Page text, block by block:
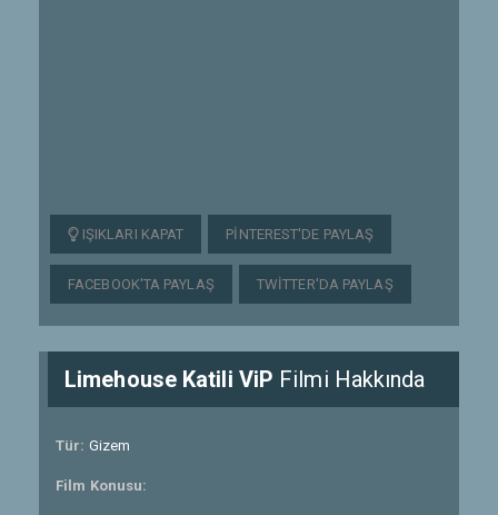
IŞIKLARI KAPAT PINTEREST'DE PAYLAŞ
FACEBOOK'TA PAYLAŞ TWITTER'DA PAYLAŞ
Limehouse Katili ViP Filmi Hakkında
Tür: Gizem
Film Konusu: